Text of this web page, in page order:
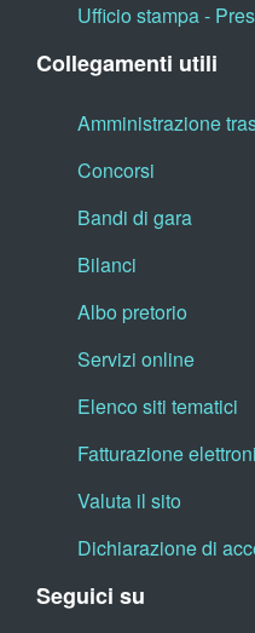
Ufficio stampa -
Collegamenti utili
Amministrazione
Concorsi
Bandi di gara
Bilanci
Albo pretorio
Servizi online
Elenco siti tematici
Fatturazione
Valuta il sito
Dichiarazione di
Seguici su